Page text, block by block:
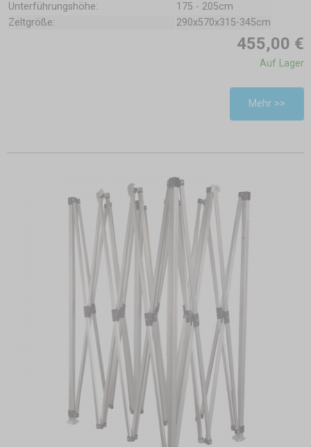
Unterführungshöhe:
175 - 205cm
Zeltgröße:
290x570x315-345cm
455,00 €
Auf Lager
Mehr >>